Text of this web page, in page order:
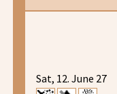
Sat, 12. June 27